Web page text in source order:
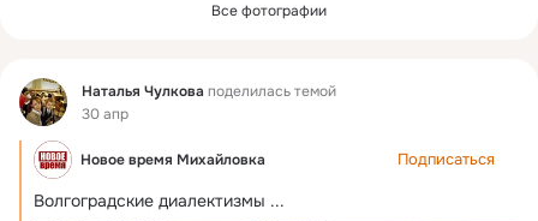
Все фотографии
Фид Наталья Чулкова поделилась темой
30 апр
Новое время Михайловка Подписаться
Волгоградские диалектизмы ...